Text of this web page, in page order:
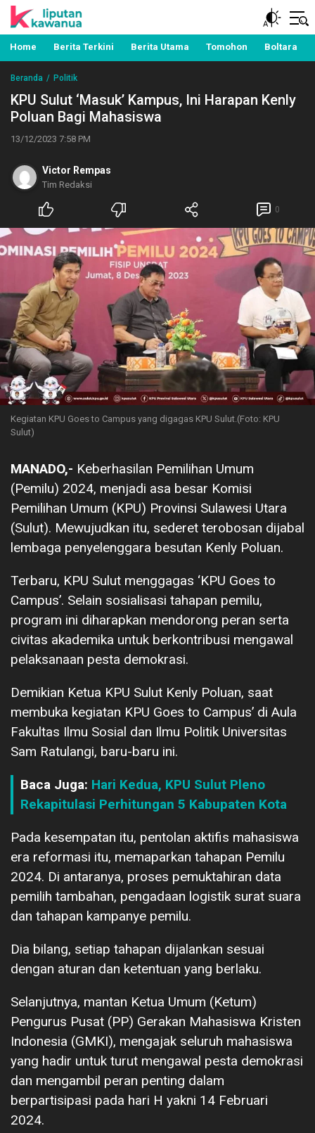
Liputan Kawanua
Berita Manado, Sulawesi Utara, Kawanua, Politik,
Pemerintahan, Hukum Kriminal dan Nasional
Home Berita Terkini Berita Utama Tomohon Boltara
Beranda Politik
KPU Sulut ‘Masuk’ Kampus, Ini Harapan Kenly
Poluan Bagi Mahasiswa
13/12/2023 7:58 PM
Victor Rempas
Tim Redaksi
0
Kegiatan KPU Goes to Campus yang digagas KPU Sulut.(Foto: KPU
Sulut)
MANADO,- Keberhasilan Pemilihan Umum
(Pemilu) 2024, menjadi asa besar Komisi
Pemilihan Umum (KPU) Provinsi Sulawesi Utara
(Sulut). Mewujudkan itu, sederet terobosan dijabal
lembaga penyelenggara besutan Kenly Poluan.
Terbaru, KPU Sulut menggagas ‘KPU Goes to
Campus’. Selain sosialisasi tahapan pemilu,
program ini diharapkan mendorong peran serta
civitas akademika untuk berkontribusi mengawal
pelaksanaan pesta demokrasi.
Demikian Ketua KPU Sulut Kenly Poluan, saat
membuka kegiatan KPU Goes to Campus’ di Aula
Fakultas Ilmu Sosial dan Ilmu Politik Universitas
Sam Ratulangi, baru-baru ini.
Baca Juga: Hari Kedua, KPU Sulut Pleno
Rekapitulasi Perhitungan 5 Kabupaten Kota
Pada kesempatan itu, pentolan aktifis mahasiswa
era reformasi itu, memaparkan tahapan Pemilu
2024. Di antaranya, proses pemuktahiran data
pemilih tambahan, pengadaan logistik surat suara
dan tahapan kampanye pemilu.
Dia bilang, setiap tahapan dijalankan sesuai
dengan aturan dan ketentuan yang berlaku.
Selanjutnya, mantan Ketua Umum (Ketum)
Pengurus Pusat (PP) Gerakan Mahasiswa Kristen
Indonesia (GMKI), mengajak seluruh mahasiswa
yang hadir untuk turut mengawal pesta demokrasi
dan mengambil peran penting dalam
berpartisipasi pada hari H yakni 14 Februari
2024.